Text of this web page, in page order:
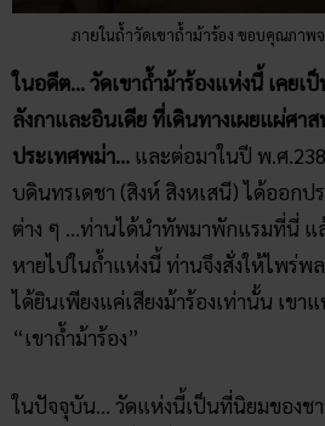
ภายในถ้ำวัดเขาถ้ำม้าร้อง ขอบคุณภาพ
ในอดีต… วัดเขาถ้ำม้าร้องแห่งนี้ เคยเ
ลังกาและอินเดีย ที่เดินทางเผยแผ่ศา
ประเทศพม่า… และต่อมาในปี พ.ศ
บดินทรเดชา (สิงห์ สิงหเสนี) ได้ออกป
ต่าง ๆ …ท่านได้นำทัพมาพักแรมที่นี่ แ
หายไปในถ้ำแห่งนี้ ท่านจึงสั่งให้ไพร่
ได้ยินเพียงแค่เสียงม้าร้องเท่านั้น เขา
“เขาถ้ำม้าร้อง”
ในปัจจุบัน… วัดแห่งนี้เป็นที่นิยมของชา